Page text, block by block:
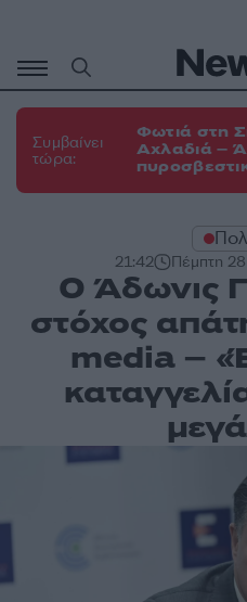
περιεχόμενο
Συμβαίνει
τώρα:
Φωτιά στη
Αχλαδιά –
21:42 Πέμπτη
Ο Άδωνις
στόχος
media –